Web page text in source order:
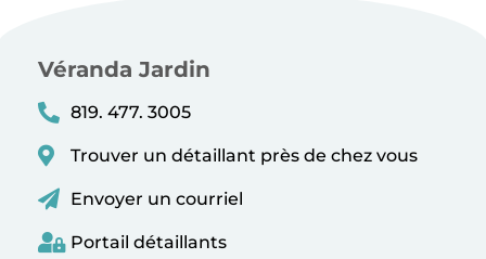
Véranda Jardin
819. 477. 3005
Trouver un détaillant près de chez vous
Envoyer un courriel
Portail détaillants